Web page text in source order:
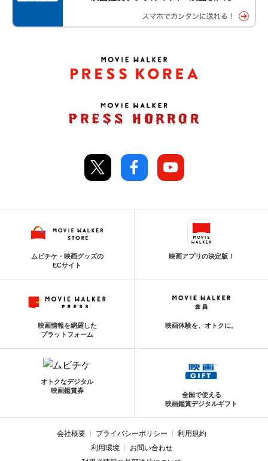
ムビチケ・映画グッズの
ECサイト
映画アプリの決定版！
映画情報を網羅した
プラットフォーム
映画体験を、オトクに。
オトクなデジタル
映画鑑賞券
全国で使える
映画鑑賞デジタルギフト
会社概要 プライバシーポリシー
利用規約
利用環境
お問い合わせ